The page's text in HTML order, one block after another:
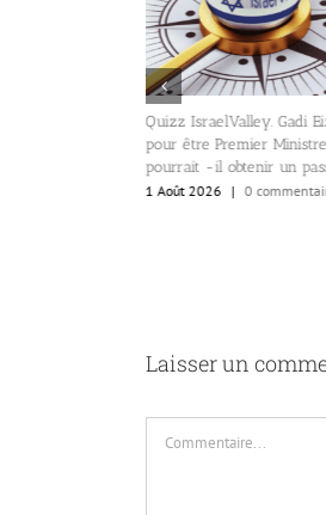
Quizz IsraelValley. Gadi Eizenkot, candidat
pour être Premier Ministre israélien,
pourrait -il obtenir un passeport marocain?
0 commentaire